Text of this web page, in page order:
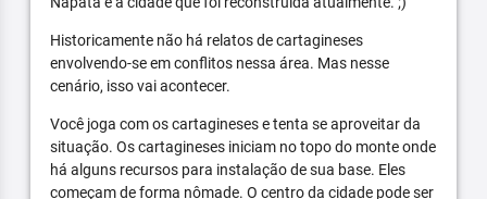
Historicamente não há relatos de cartagineses
envolvendo-se em conflitos nessa área. Mas nesse
cenário, isso vai acontecer.
Você joga com os cartagineses e tenta se aproveitar da
situação. Os cartagineses iniciam no topo do monte onde
há alguns recursos para instalação de sua base. Eles
começam de forma nômade. O centro da cidade pode ser